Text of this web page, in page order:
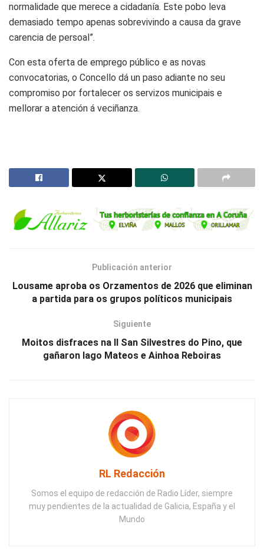
normalidade que merece a cidadanía. Este pobo leva
demasiado tempo apenas sobrevivindo a causa da grave
carencia de persoal”.
Con esta oferta de emprego público e as novas
convocatorias, o Concello dá un paso adiante no seu
compromiso por fortalecer os servizos municipais e
mellorar a atención á veciñanza.
Publicación anterior
Lousame aproba os Orzamentos de 2026 que eliminan
a partida para os grupos políticos municipais
Siguiente
Moitos disfraces na II San Silvestres do Pino, que
gañaron Iago Mateos e Ainhoa Reboiras
RL Redacción
Somos el equipo de redacción de Radio Líder, siempre
muy pendientes de la actualidad de Galicia, España y el
Mundo